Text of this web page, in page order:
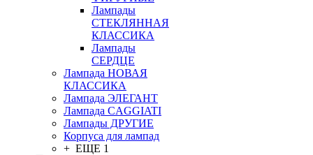
Лампады
СТЕКЛЯННАЯ
КЛАССИКА
Лампады
СЕРДЦЕ
Лампада НОВАЯ
КЛАССИКА
Лампада ЭЛЕГАНТ
Лампада CAGGIATI
Лампады ДРУГИЕ
Корпуса для лампад
+ ЕЩЕ 1